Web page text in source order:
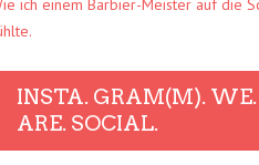
ich einem Barbier-Meister auf die
INSTA. GRAM(M). WE.
ARE. SOCIAL.